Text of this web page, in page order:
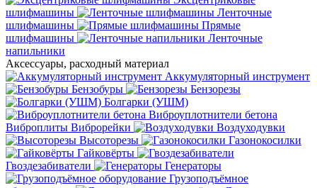
шлифмашины
Ленточные
шлифмашины
Прямые
шлифмашины
Ленточные
напильники
Аксессуары, расходный материал
Аккумуляторный инструмент
Бензобуры
Бензорезы
Болгарки (УШМ)
Виброуплотнители бетона
Виброплиты Виброрейки
Воздуходувки
Высоторезы
Газонокосилки
Гайковёрты
Гвоздезабиватели
Генераторы
Грузоподъёмное